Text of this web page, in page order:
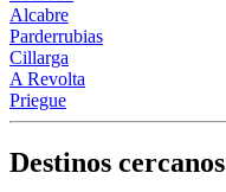
Alcabre
Parderrubias
Cillarga
A Revolta
Priegue
Destinos cercanos